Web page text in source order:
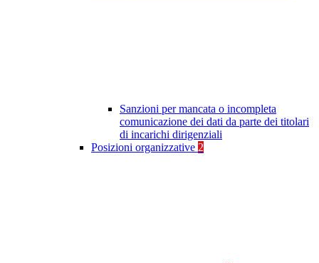
Sanzioni per mancata o incompleta
comunicazione dei dati da parte dei titolari
di incarichi dirigenziali
Posizioni organizzative 2